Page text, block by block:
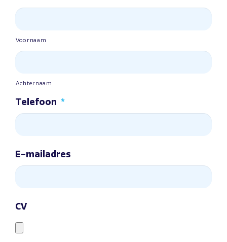
Voornaam
Achternaam
Telefoon *
E-mailadres
CV